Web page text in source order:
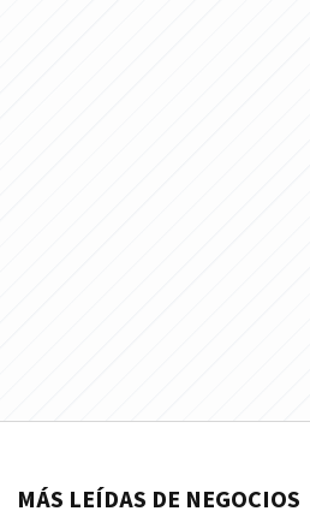
MÁS LEÍDAS DE NEGOCIOS